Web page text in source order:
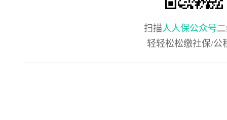
扫描人人保公众号
轻轻松松缴社保/公